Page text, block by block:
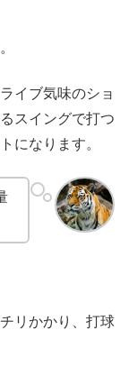
イブ気味のショ
スイングで打つ
になります。
リかかり、打球